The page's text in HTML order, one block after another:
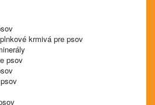
krmivá pre psov
psov